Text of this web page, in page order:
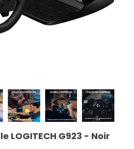
LOGITECH G923 - Noir